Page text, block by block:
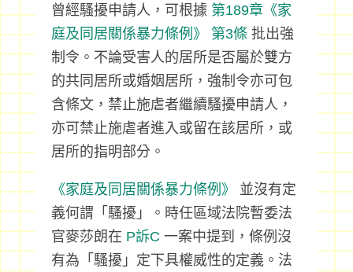
曾經騷擾申請人，可根據 第189章《家
庭及同居關係暴力條例》
第3條 批出強
制令。不論受害人的居所是否屬於雙方
的共同居所或婚姻居所，強制令亦可包
含條文，禁止施虐者繼續騷擾申請人，
亦可禁止施虐者進入或留在該居所，或
居所的指明部分。
《家庭及同居關係暴力條例》
並沒有定
義何謂「騷擾」。時任區域法院暫委法
官麥莎朗在 P訴C 一案中提到，條例沒
有為「騷擾」定下具權威性的定義。法